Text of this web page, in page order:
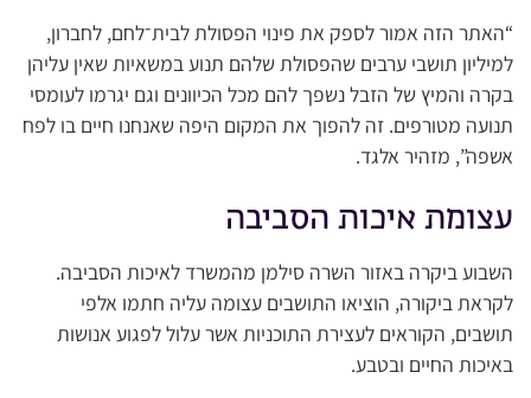
“האתר הזה אמור לספק את פינוי הפסולת לבית־לחם, לחברון,
למיליון תושבי ערבים שהפסולת שלהם תנוע במשאיות שאין עליהן
בקרה והמיץ של הזבל נשפך להם מכל הכיוונים וגם יגרמו לעומסי
תנועה מטורפים. זה להפוך את המקום היפה שאנחנו חיים בו לפח
אשפה”, מזהיר אלגד.
עצומת איכות הסביבה
השבוע ביקרה באזור השרה סילמן מהמשרד לאיכות הסביבה.
לקראת ביקורה, הוציאו התושבים עצומה עליה חתמו אלפי
תושבים, הקוראים לעצירת התוכניות אשר עלול לפגוע אנושות
באיכות החיים ובטבע.